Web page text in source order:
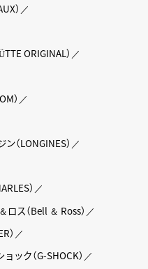
）
ORIGINAL）
）
ン（LONGINES）
）
ロス（Bell ＆ Ross）
）
ョック（G-SHOCK）